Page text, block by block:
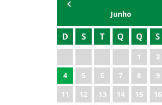
2025
2026
Junho
D S T Q Q S
1 2
4
5 6 7 8 9
11
12 13 14 15 16